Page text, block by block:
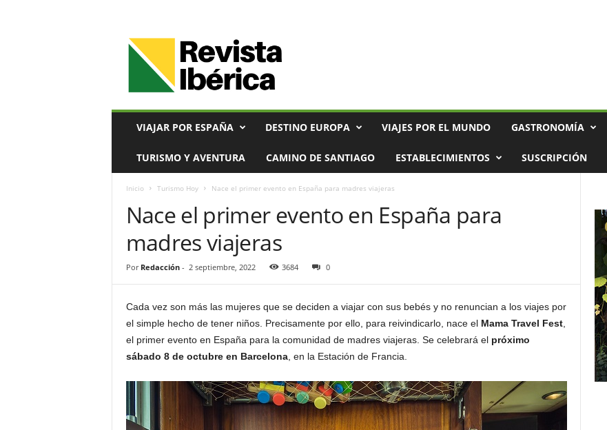
VIAJAR POR ESPAÑA DESTINO EUROPA VIAJES POR EL MUNDO GASTRONOMÍA
TURISMO Y AVENTURA CAMINO DE SANTIAGO ESTABLECIMIENTOS SUSCRIPCIÓN
Inicio Turismo Hoy Nace el primer evento en España para madres viajeras
Nace el primer evento en España para
madres viajeras
Por Redacción- 2 septiembre, 2022 3684 0
Cada vez son más las mujeres que se deciden a viajar con sus bebés y no renuncian a los viajes por
el simple hecho de tener niños. Precisamente por ello, para reivindicarlo, nace el Mama Travel Fest,
el primer evento en España para la comunidad de madres viajeras. Se celebrará el próximo
sábado 8 de octubre en Barcelona, en la Estación de Francia.